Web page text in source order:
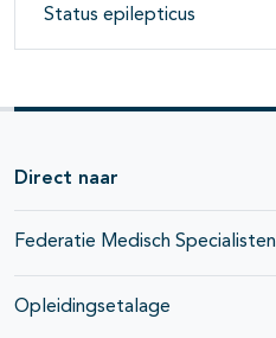
Status epilepticus
Direct naar
Federatie Medisch Specialisten
Opleidingsetalage